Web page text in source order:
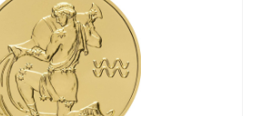
36 070 Руб.